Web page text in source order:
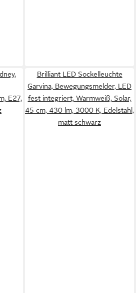
E27,
Brilliant LED Sockelleuchte
Garvina, Bewegungsmelder, LED
fest integriert, Warmweiß, Solar,
45 cm, 430 lm, 3000 K, Edelstahl,
matt schwarz